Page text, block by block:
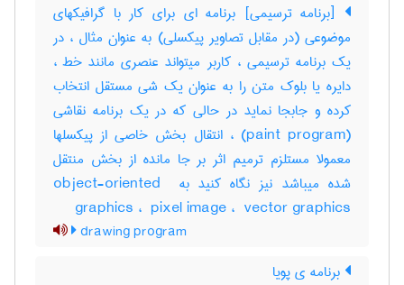
[برنامه ترسیمی] برنامه ای برای کار با گرافیکهای
موضوعی (در مقابل تصاویر پیکسلی) به عنوان مثال ، در
یک برنامه ترسیمی ، کاربر میتواند عنصری مانند خط ،
دایره یا بلوک متن را به عنوان یک شی مستقل انتخاب
کرده و جابجا نماید در حالی که در یک برنامه نقاشی
(‎paint program) ، انتقال بخش خاصی از پیکسلها
معمولا مستلزم ترمیم اثر بر جا مانده از بخش منتقل
شده میباشد نیز نگاه کنید به ‎object-oriented ‎
graphics ، ‎ pixel image ، ‎ vector graphics
drawing program
برنامه ی پویا